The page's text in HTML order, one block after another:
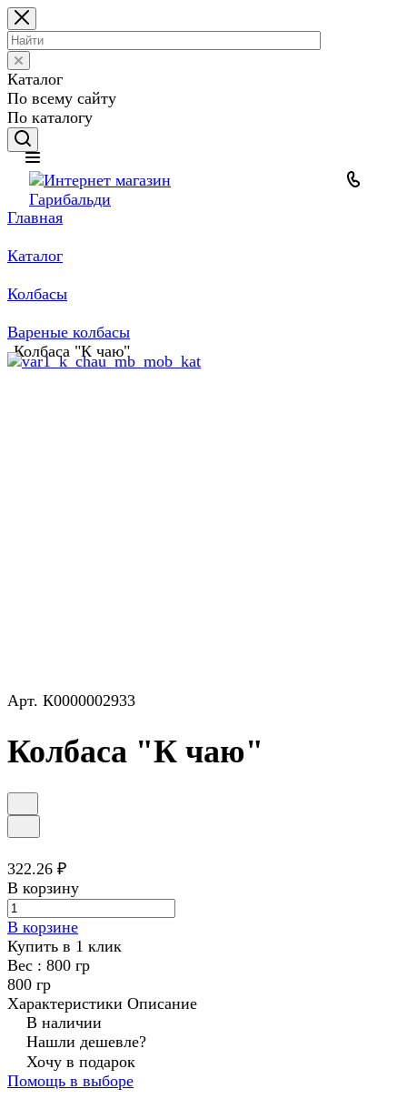
Каталог
По всему сайту
По каталогу
Главная
Каталог
Колбасы
Вареные колбасы
Колбаса "К чаю"
Арт. К0000002933
Колбаса "К чаю"
322.26 ₽
В корзину
В корзине
Купить в 1 клик
Вес : 800 гр
800 гр
Характеристики Описание
В наличии
Нашли дешевле?
Хочу в подарок
Помощь в выборе